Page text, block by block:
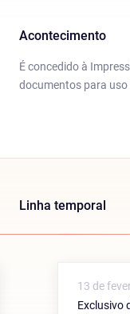
Acontecimento
É concedido à
documentos para
Linha temporal
13 de
Exclusivo